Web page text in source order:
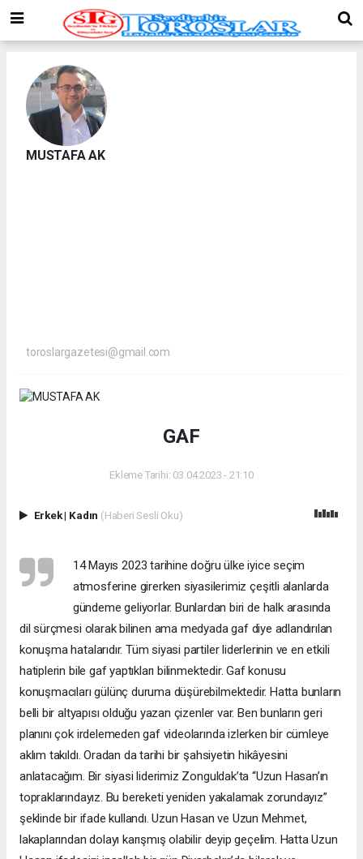
MUSTAFA AK
toroslargazetesi@gmail.com
GAF
Ekleme Tarihi: 03.04.2023 - 21:10
Erkek| Kadın (Haberi Sesli Oku)
14 Mayıs 2023 tarihine doğru ülke iyice seçim
atmosferine girerken siyasilerimiz çeşitli alanlarda
gündeme geliyorlar. Bunlardan biri de halk arasında
dil sürçmesi olarak bilinen ama medyada gaf diye adlandırılan
konuşma hatalarıdır. Tüm siyasi partiler liderlerinin ve en etkili
hatiplerin bile gaf yaptıkları bilinmektedir. Gaf konusu
konuşmacıları gülünç duruma düşürebilmektedir. Hatta bunların
belli bir altyapısı olduğu yazan çizenler var. Ben bunların geri
planını çok irdelemeden gaf videolarında izlerken bir cümleye
aklım takıldı. Oradan da tarihi bir şahsiyetin hikâyesini
anlatacağım. Bir siyasi liderimiz Zonguldak’ta “Uzun Hasan’ın
topraklarındayız. Bu bereketi yeniden yakalamak zorundayız”
şeklinde bir ifade kullandı. Uzun Hasan ve Uzun Mehmet,
lakaplarından dolayı karışmış olabilir deyip geçelim. Hatta Uzun